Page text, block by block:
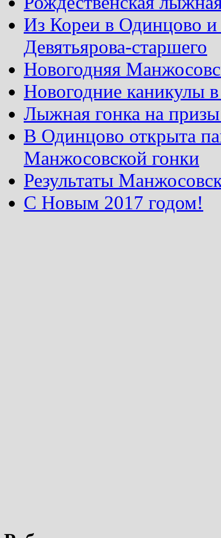
Из Кореи в Одинцово
Девятьярова-старшего
Новогодняя
Новогодние каникулы
Лыжная гонка на
В Одинцово открыта
Манжосовской гонки
Результаты
С Новым 2017 годом!